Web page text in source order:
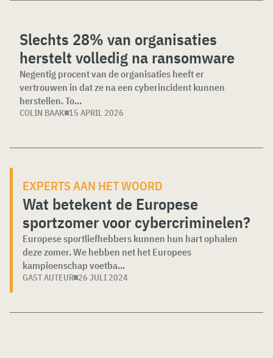
Slechts 28% van organisaties
herstelt volledig na ransomware
Negentig procent van de organisaties heeft er
vertrouwen in dat ze na een cyberincident kunnen
herstellen. To...
COLIN BAAK 15 APRIL 2026
EXPERTS AAN HET WOORD
Wat betekent de Europese
sportzomer voor cybercriminelen?
Europese sportliefhebbers kunnen hun hart ophalen
deze zomer. We hebben net het Europees
kampioenschap voetba...
GAST AUTEUR 26 JULI 2024